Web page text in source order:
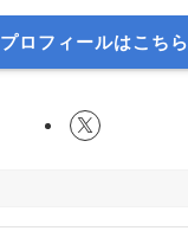
プロフィールはこちら